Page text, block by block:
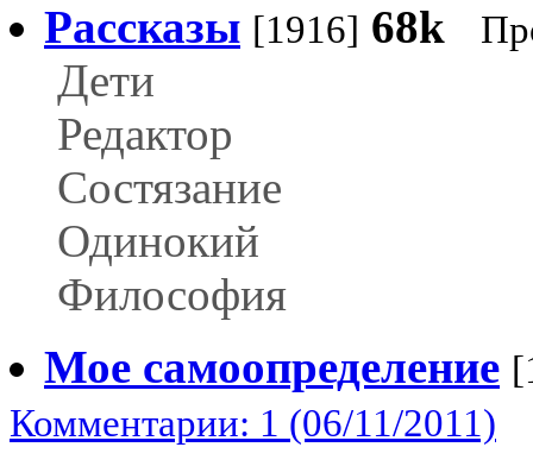
Рассказы [1916] 68k
Дети
Редактор
Состязание
Одинокий
Философия
Мое самоопределение
Комментарии: 1 (06/11/2011)